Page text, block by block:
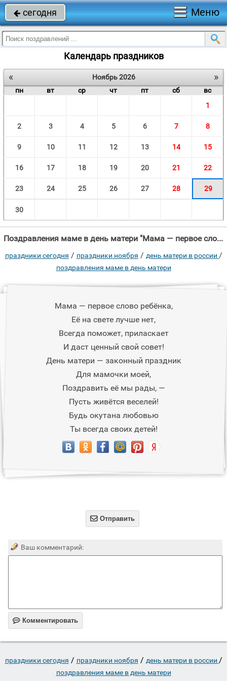
 сегодня Меню
Календарь праздников
« »
Ноябрь 2026
пн
вт ср чт пт сб
вс
1
2 3 4 5 6 7 8
9 10 11 12 13 14 15
16 17 18 19 20 21 22
23 24 25 26 27 28 29
30
Поздравления маме в день матери "Мама — первое слово ребёнка, Её на свете лучше нет, Всегда поможет, приласкает И "
праздники сегодня / праздники ноября / день матери в россии /
поздравления маме в день матери
Мама — первое слово ребёнка,
Её на свете лучше нет,
Всегда поможет, приласкает
И даст ценный свой совет!
День матери — законный праздник
Для мамочки моей,
Поздравить её мы рады, —
Пусть живётся веселей!
Будь окутана любовью
Ты всегда своих детей!
 Отправить
Ваш комментарий:
 Комментировать
праздники сегодня / праздники ноября / день матери в россии /
поздравления маме в день матери